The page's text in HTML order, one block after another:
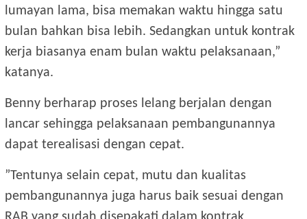
lumayan lama, bisa memakan waktu hingga satu
bulan bahkan bisa lebih. Sedangkan untuk kontrak
kerja biasanya enam bulan waktu pelaksanaan,”
katanya.
Benny berharap proses lelang berjalan dengan
lancar sehingga pelaksanaan pembangunannya
dapat terealisasi dengan cepat.
”Tentunya selain cepat, mutu dan kualitas
pembangunannya juga harus baik sesuai dengan